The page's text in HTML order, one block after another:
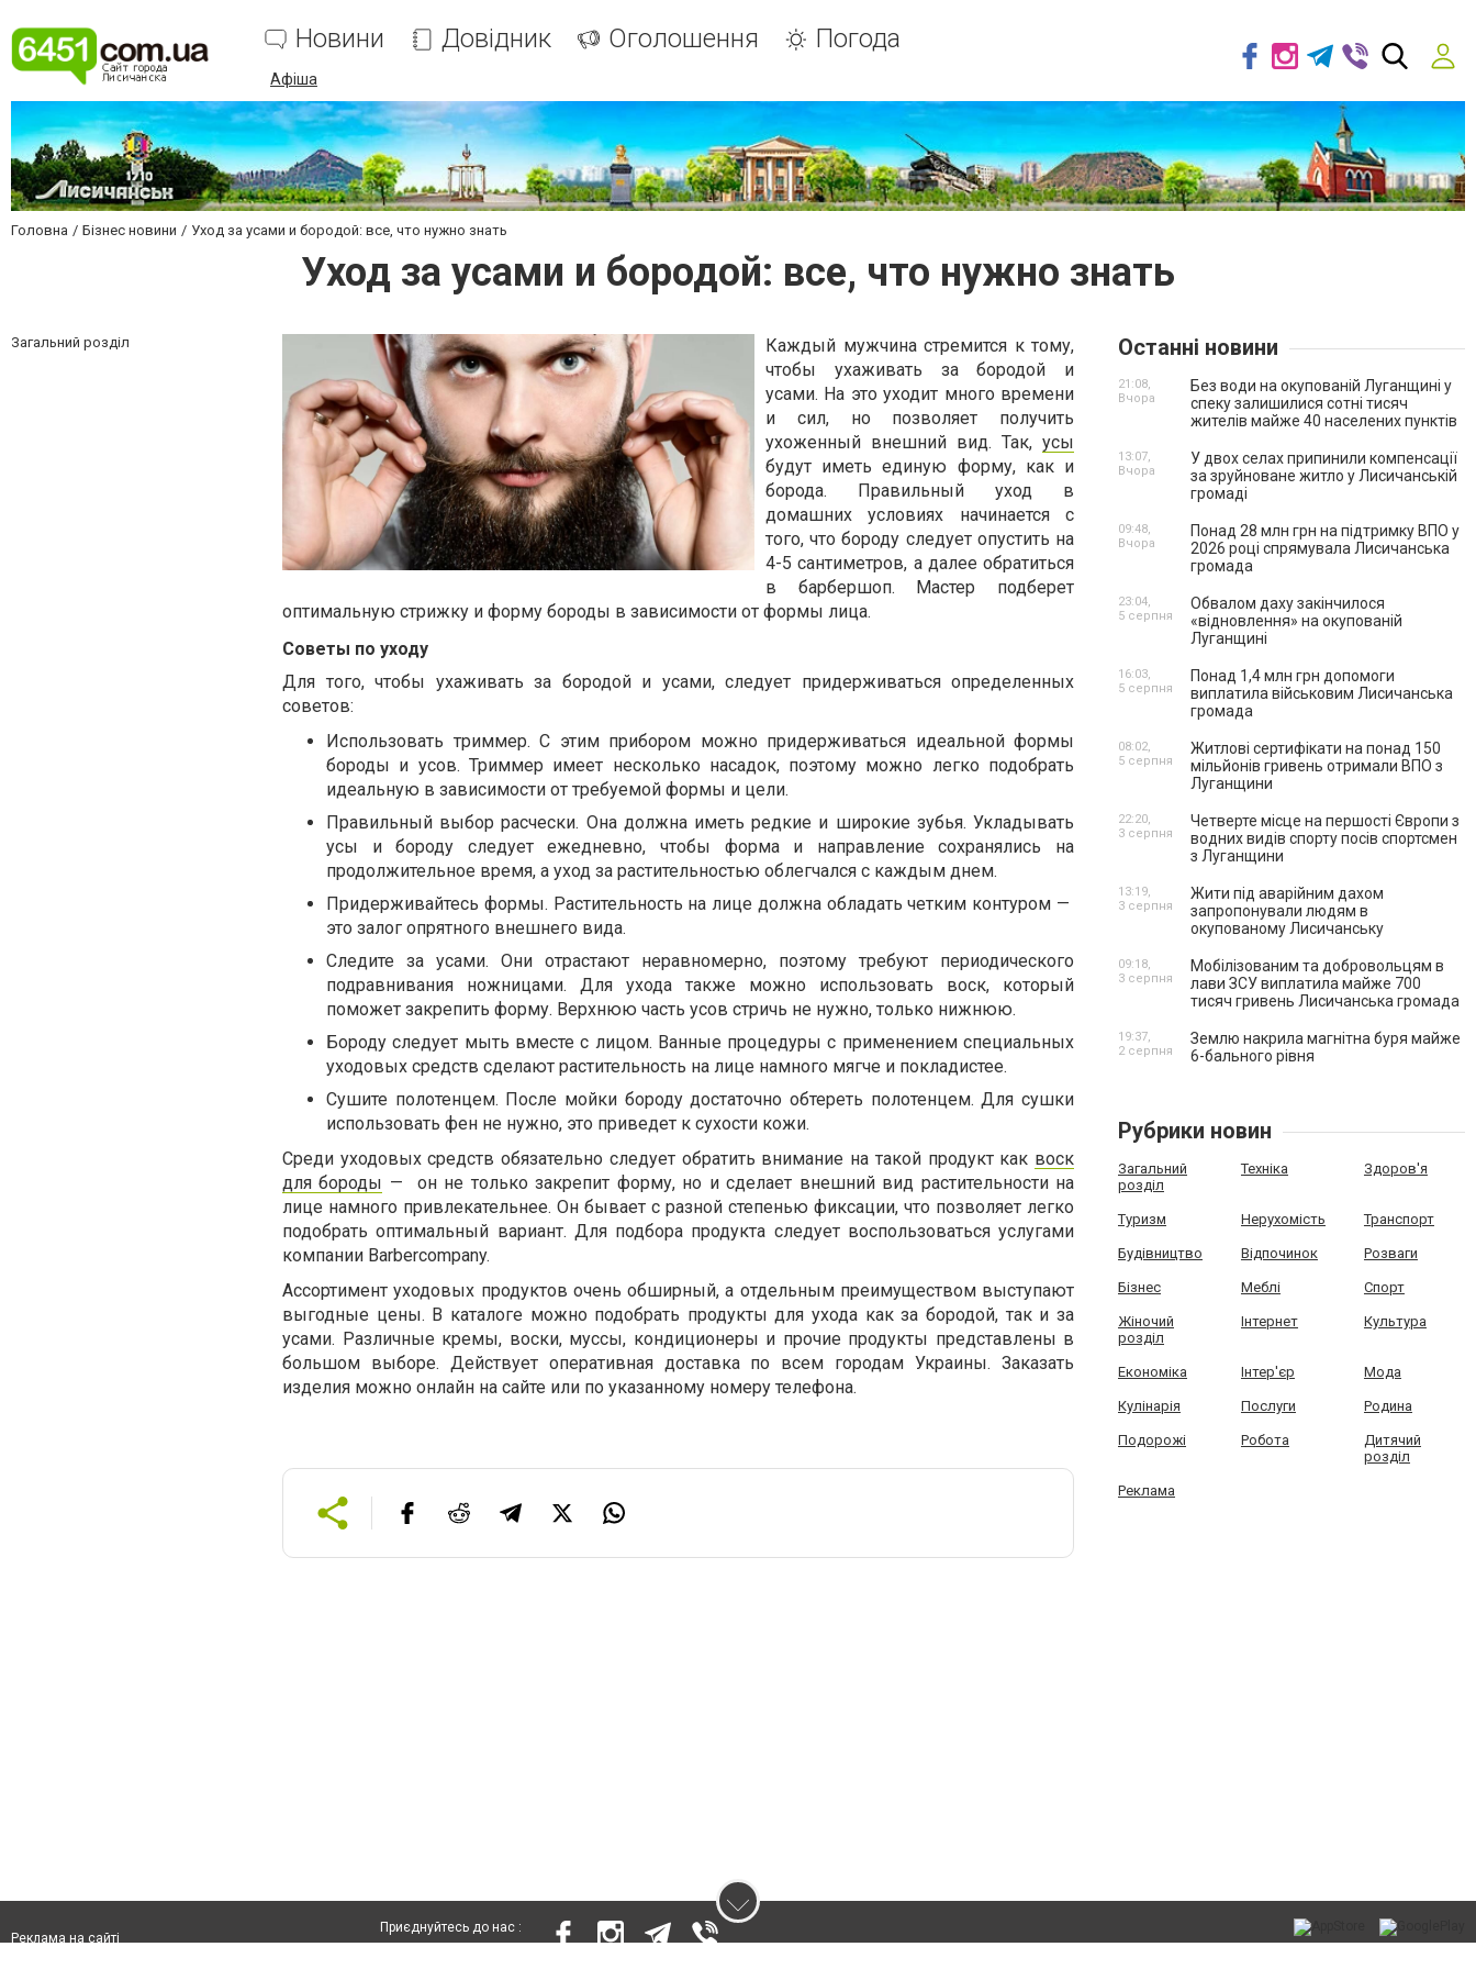
Новини Довідник Оголошення Погода
Афіша
Головна Бізнес новини Уход за усами и бородой: все, что нужно знать
Уход за усами и бородой: все, что нужно знать
Загальний розділ
Каждый мужчина стремится к тому,
чтобы ухаживать за бородой и
усами. На это уходит много времени
и сил, но позволяет получить
ухоженный внешний вид. Так, усы
будут иметь единую форму, как и
борода. Правильный уход в
домашних условиях начинается с
того, что бороду следует опустить на
4-5 сантиметров, а далее обратиться
в барбершоп. Мастер подберет
оптимальную стрижку и форму бороды в зависимости от формы лица.
Советы по уходу
Для того, чтобы ухаживать за бородой и усами, следует придерживаться определенных
советов:
Использовать триммер. С этим прибором можно придерживаться идеальной формы
бороды и усов. Триммер имеет несколько насадок, поэтому можно легко подобрать
идеальную в зависимости от требуемой формы и цели.
Правильный выбор расчески. Она должна иметь редкие и широкие зубья. Укладывать
усы и бороду следует ежедневно, чтобы форма и направление сохранялись на
продолжительное время, а уход за растительностью облегчался с каждым днем.
Придерживайтесь формы. Растительность на лице должна обладать четким контуром —
это залог опрятного внешнего вида.
Следите за усами. Они отрастают неравномерно, поэтому требуют периодического
подравнивания ножницами. Для ухода также можно использовать воск, который
поможет закрепить форму. Верхнюю часть усов стричь не нужно, только нижнюю.
Бороду следует мыть вместе с лицом. Ванные процедуры с применением специальных
уходовых средств сделают растительность на лице намного мягче и покладистее.
Сушите полотенцем. После мойки бороду достаточно обтереть полотенцем. Для сушки
использовать фен не нужно, это приведет к сухости кожи.
Среди уходовых средств обязательно следует обратить внимание на такой продукт как воск
для бороды —
он не только закрепит форму, но и сделает внешний вид растительности на
лице намного привлекательнее. Он бывает с разной степенью фиксации, что позволяет легко
подобрать оптимальный вариант. Для подбора продукта следует воспользоваться услугами
компании Barbercompany.
Ассортимент уходовых продуктов очень обширный, а отдельным преимуществом выступают
выгодные цены. В каталоге можно подобрать продукты для ухода как за бородой, так и за
усами. Различные кремы, воски, муссы, кондиционеры и прочие продукты представлены в
большом выборе. Действует оперативная доставка по всем городам Украины. Заказать
изделия можно онлайн на сайте или по указанному номеру телефона.
Останні новини
Без води на окупованій Луганщині у
спеку залишилися сотні тисяч
жителів майже 40 населених пунктів
21:08,
Вчора
У двох селах припинили компенсації
за зруйноване житло у Лисичанській
громаді
13:07,
Вчора
Понад 28 млн грн на підтримку ВПО у
2026 році спрямувала Лисичанська
громада
09:48,
Вчора
Обвалом даху закінчилося
«відновлення» на окупованій
Луганщині
23:04,
5 серпня
Понад 1,4 млн грн допомоги
виплатила військовим Лисичанська
громада
16:03,
5 серпня
Житлові сертифікати на понад 150
мільйонів гривень отримали ВПО з
Луганщини
08:02,
5 серпня
Четверте місце на першості Європи з
водних видів спорту посів спортсмен
з Луганщини
22:20,
3 серпня
Жити під аварійним дахом
запропонували людям в
окупованому Лисичанську
13:19,
3 серпня
Мобілізованим та добровольцям в
лави ЗСУ виплатила майже 700
тисяч гривень Лисичанська громада
09:18,
3 серпня
Землю накрила магнітна буря майже
6-бального рівня
19:37,
2 серпня
Рубрики новин
Загальний
розділ
Техніка Здоров'я
Туризм Нерухомість Транспорт
Будівництво Відпочинок Розваги
Бізнес Меблі Спорт
Жіночий
розділ
Інтернет Культура
Економіка Інтер'єр Мода
Кулінарія Послуги Родина
Подорожі Робота
Дитячий
розділ
Реклама
Реклама на сайті
Приєднуйтесь до нас :